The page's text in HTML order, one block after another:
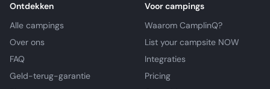
Ontdekken
Alle campings
Over ons
FAQ
Geld-terug-garantie
Voor campings
Waarom CamplinQ?
List your campsite NOW
Integraties
Pricing